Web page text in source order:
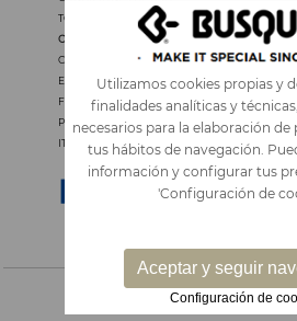
Utilizamos cookies propias y
finalidades analíticas y
necesarios para la elaboración de
tus hábitos de navegación.
información y configurar tus
'Configuración de
Aceptar y seguir
Configuración de
TODOS LOS PRECIOS INCLUYEN IVA
OTROS IDIOMAS
CATALÀ
ENGLISH
FRANÇAIS
PORTUGUÊS
ITALIANO
MOCHILAS Y COMPLEMENTOS